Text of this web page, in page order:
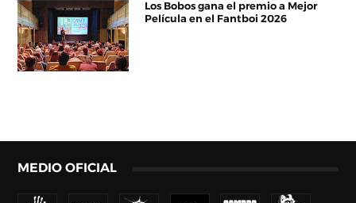
Los Bobos gana el premio a Mejor
Película en el Fantboi 2026
MEDIO OFICIAL